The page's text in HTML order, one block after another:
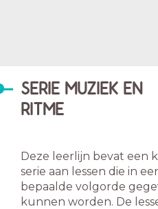
SERIE MUZIEK EN
RITME
Deze leerlijn bevat een
serie aan lessen die in
bepaalde volgorde
kunnen worden. De